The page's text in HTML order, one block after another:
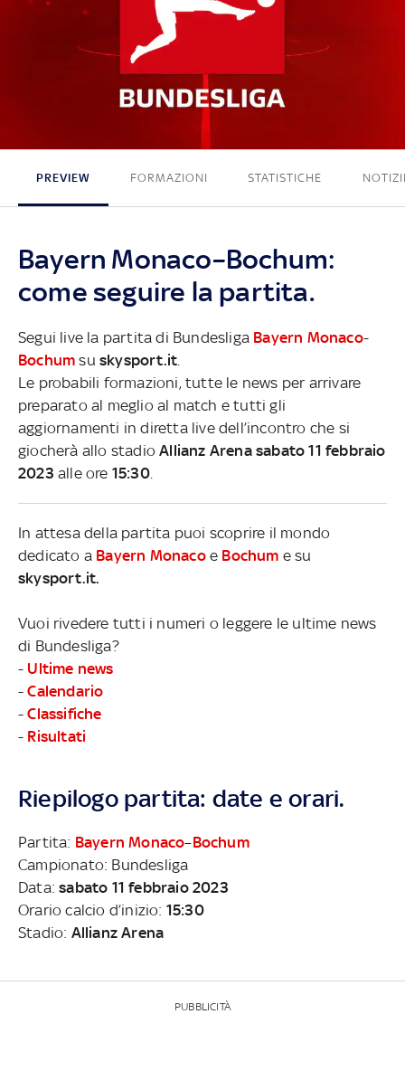
3 - 0
PREVIEW FORMAZIONI STATISTICHE
Bayern Monaco–Bochum:
come seguire la partita.
Segui live la partita di Bundesliga Bayern Monaco-
Bochum suskysport.it
Le probabili formazioni, tutte le news per arrivare
preparato al meglio al match e tutti gli
aggiornamenti in diretta live dell’incontro che si
giocherà allo stadioAllianz Arena sabato 11 febbraio
2023 alle ore 15:30.
In attesa della partita puoi scoprire il mondo
dedicato a Bayern Monacoe Bochum e su
skysport.it.
Vuoi rivedere tutti i numeri o leggere le ultime news
di Bundesliga?
- Ultime news
-Calendario
-Classifiche
- Risultati
Riepilogo partita: date e orari.
Partita: Bayern Monaco–Bochum
Campionato: Bundesliga
Data:sabato 11 febbraio 2023
Orario calcio d’inizio: 15:30
Stadio: Allianz Arena
PUBBLICITÀ